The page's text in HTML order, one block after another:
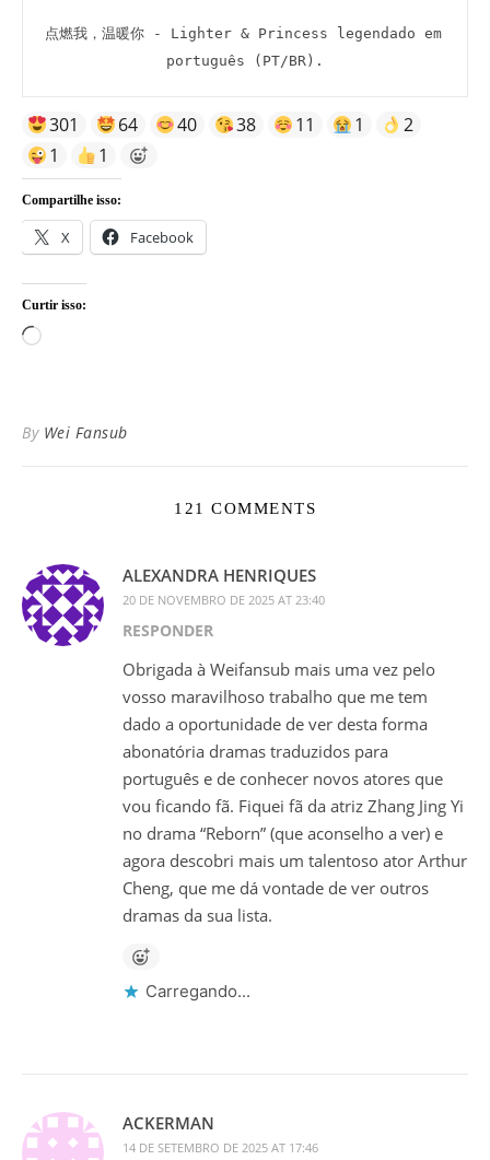
点燃我，温暖你 - Lighter & Princess legendado em
português (PT/BR).
301 64 40 38 11 1
2
1
1
Compartilhe isso:
X Facebook
Curtir isso:
Carregando...
By Wei Fansub
121 COMMENTS
ALEXANDRA HENRIQUES
20 DE NOVEMBRO DE 2025 AT 23:40
RESPONDER
Obrigada à Weifansub mais uma vez pelo
vosso maravilhoso trabalho que me tem
dado a oportunidade de ver desta forma
abonatória dramas traduzidos para
português e de conhecer novos atores que
vou ficando fã. Fiquei fã da atriz Zhang Jing Yi
no drama “Reborn” (que aconselho a ver) e
agora descobri mais um talentoso ator Arthur
Cheng, que me dá vontade de ver outros
dramas da sua lista.
Carregando...
ACKERMAN
14 DE SETEMBRO DE 2025 AT 17:46